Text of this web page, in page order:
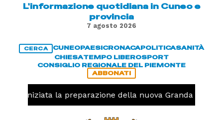
L'informazione quotidiana in Cuneo e
provincia
7 agosto 2026
CERCA CUNEOPAESICRONACAPOLITICASANITÀ
CHIESATEMPO LIBEROSPORT
CONSIGLIO REGIONALE DEL PIEMONTE
ABBONATI
iniziata la preparazione della nuova Granda Volley